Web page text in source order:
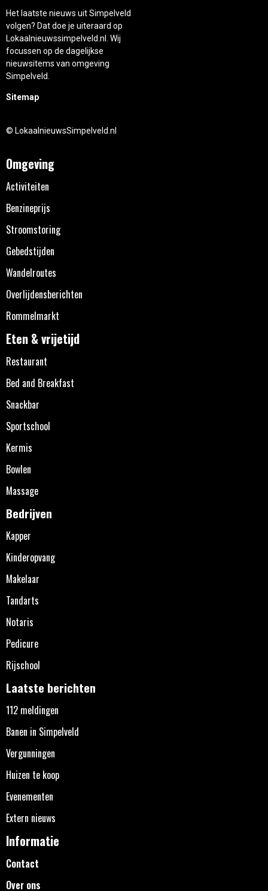
Het laatste nieuws uit Simpelveld
volgen? Dat doe je uiteraard op
Lokaalnieuwssimpelveld.nl. Wij
focussen op de dagelijkse
nieuwsitems van omgeving
Simpelveld.
Sitemap
© LokaalnieuwsSimpelveld.nl
Omgeving
Activiteiten
Benzineprijs
Stroomstoring
Gebedstijden
Wandelroutes
Overlijdensberichten
Rommelmarkt
Eten & vrijetijd
Restaurant
Bed and Breakfast
Snackbar
Sportschool
Kermis
Bowlen
Massage
Bedrijven
Kapper
Kinderopvang
Makelaar
Tandarts
Notaris
Pedicure
Rijschool
Laatste berichten
112 meldingen
Banen in Simpelveld
Vergunningen
Huizen te koop
Evenementen
Extern nieuws
Informatie
Contact
Over ons